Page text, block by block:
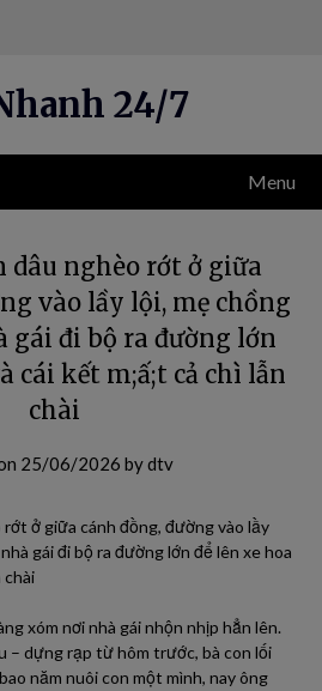
24/7
Menu
dâu nghèo rớt ở giữa
vào lầy lội, mẹ chồng
gái đi bộ ra đường lớn
cái kết m;ấ;t cả chì lẫn
chài
25/06/2026 bydtv
ở giữa cánh đồng, đường vào lầy
gái đi bộ ra đường lớn để lên xe hoa
chài
xóm nơi nhà gái nhộn nhịp hẳn lên.
– dựng rạp từ hôm trước, bà con lối
năm nuôi con một mình, nay ông